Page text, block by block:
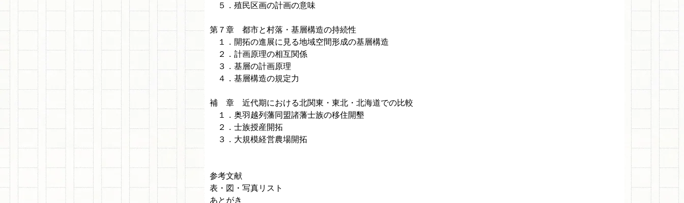
５．殖民区画の計画の意味
第７章 都市と村落・基層構造の持続性
１．開拓の進展に見る地域空間形成の基層構造
２．計画原理の相互関係
３．基層の計画原理
４．基層構造の規定力
補 章 近代期における北関東・東北・北海道での比較
１．奥羽越列藩同盟諸藩士族の移住開墾
２．士族授産開拓
３．大規模経営農場開拓
参考文献
表・図・写真リスト
あとがき